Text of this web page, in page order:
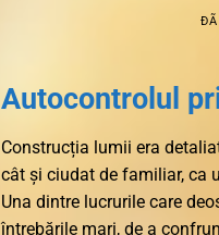
Autocontrolul
Construcția lumii era
cât și ciudat de familiar, ca
Una dintre lucrurile care
întrebările mari, de a